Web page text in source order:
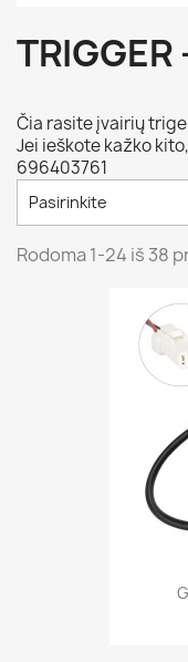
Čia rasite įvairių
Jei ieškote kažko
696403761
Pasirinkite
Rodoma 1-24 iš 38